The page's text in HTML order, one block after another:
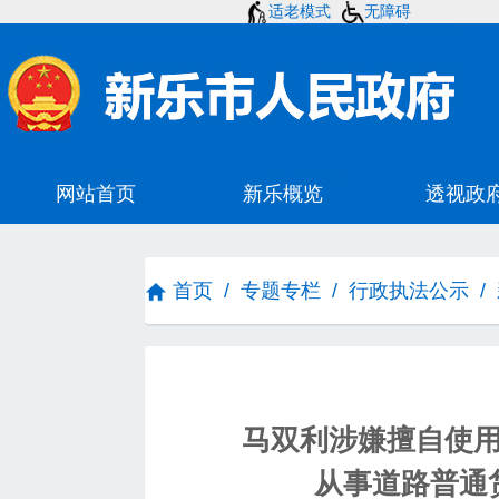
适老模式 无障碍
首页 / 专题专栏 / 行政执法公示 /
马双利涉嫌擅自使
从事道路普通